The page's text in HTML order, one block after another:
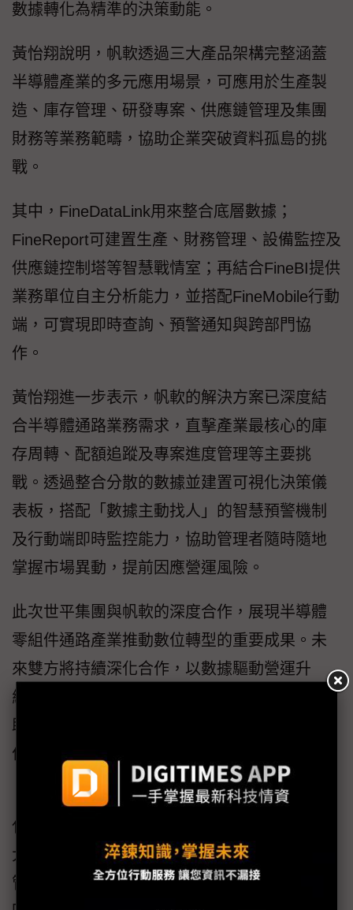
數據轉化為精準的決策動能。
黃怡翔說明，帆軟透過三大產品架構完整涵蓋
半導體產業的多元應用場景，可應用於生產製
造、庫存管理、研發專案、供應鏈管理及集團
財務等業務範疇，協助企業突破資料孤島的挑
戰。
其中，FineDataLink用來整合底層數據；
FineReport可建置生產、財務管理、設備監控及
供應鏈控制塔等智慧戰情室；再結合FineBI提供
業務單位自主分析能力，並搭配FineMobile行動
端，可實現即時查詢、預警通知與跨部門協
作。
黃怡翔進一步表示，帆軟的解決方案已深度結
合半導體通路業務需求，直擊產業最核心的庫
存周轉、配額追蹤及專案進度管理等主要挑
戰。透過整合分散的數據並建置可視化決策儀
表板，搭配「數據主動找人」的智慧預警機制
及行動端即時監控能力，協助管理者隨時隨地
掌握市場異動，提前因應營運風險。
此次世平集團與帆軟的深度合作，展現半導體
零組件通路產業推動數位轉型的重要成果。未
來雙方將持續深化合作，以數據驅動營運升
級，強化供應鏈韌性與通路精準管理能力，協
助半導體產業鏈上下游掌握市場機會，共築數
位智慧化、高效化、協同化的產業新生態。
「帆軟半導體智慧戰情室：數據驅動通路，優
化供應鏈」線上研討會透過大聯大旗下「世平
大大芯」平台直播，想要瞭解更多智慧供應鏈
管理的解決方案與應用案例，可前往平台觀看